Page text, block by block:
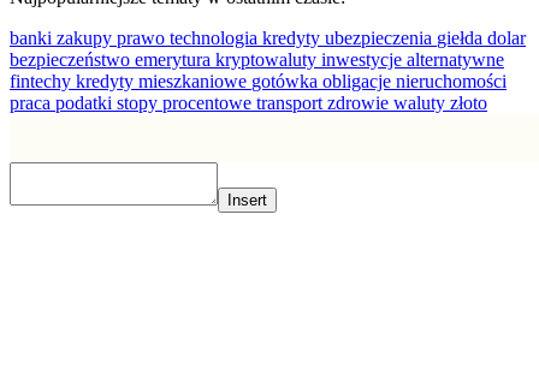
banki zakupy prawo technologia kredyty ubezpieczenia giełda dolar
bezpieczeństwo emerytura kryptowaluty inwestycje alternatywne
fintechy kredyty mieszkaniowe gotówka obligacje nieruchomości
praca podatki stopy procentowe transport zdrowie waluty złoto
Insert